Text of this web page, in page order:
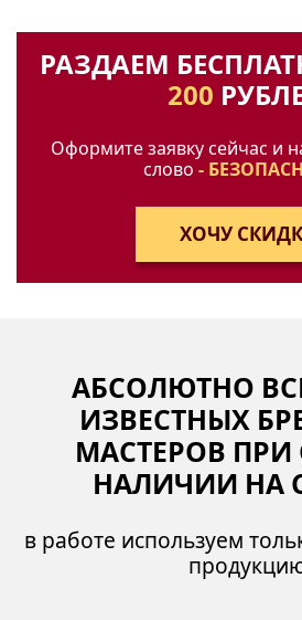
РАЗДАЕМ
200
Оформите заявку сейчас и
слово -
АБСОЛЮТНО
ИЗВЕСТНЫХ
МАСТЕРОВ ПРИ
НАЛИЧИИ НА
в работе используем